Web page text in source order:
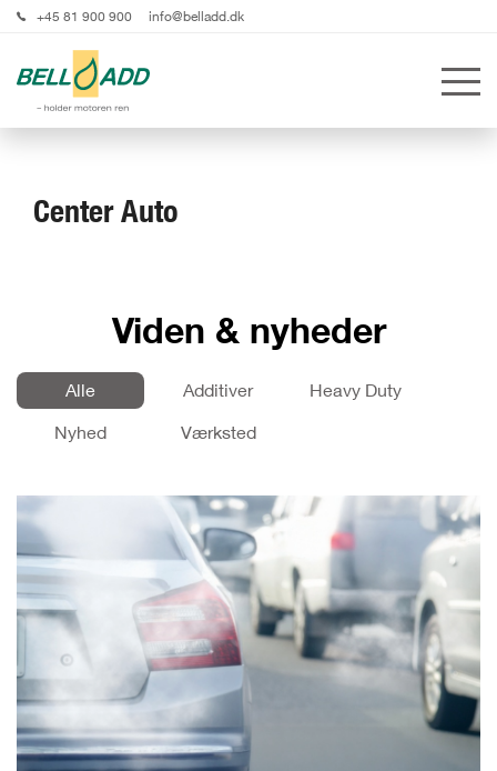
+45 81 900 900 info@belladd.dk
Center Auto
Viden & nyheder
Alle Additiver
Heavy Duty
Nyhed
Værksted